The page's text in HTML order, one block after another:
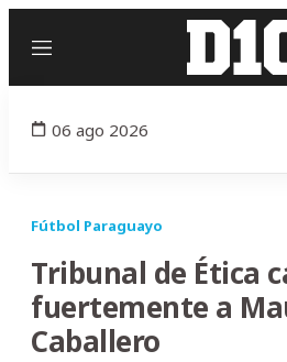
Menú
06 ago 2026
Fútbol Paraguayo
Tribunal de Ética
fuertemente a
Caballero